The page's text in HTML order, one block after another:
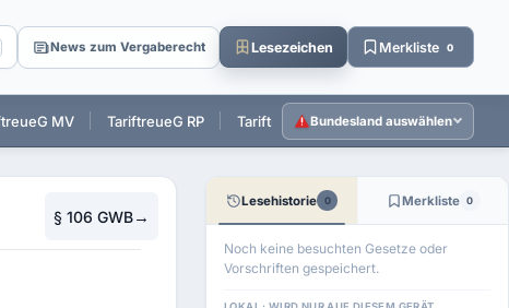
News zum Vergaberecht Lesezeichen Merkliste 0
MV TariftreueG RP TariftreueG SL TariftreueG SH
Bundesland auswählen
§ 106 GWB→
Lesehistorie 0 Merkliste 0
Noch keine besuchten Gesetze oder
Vorschriften gespeichert.